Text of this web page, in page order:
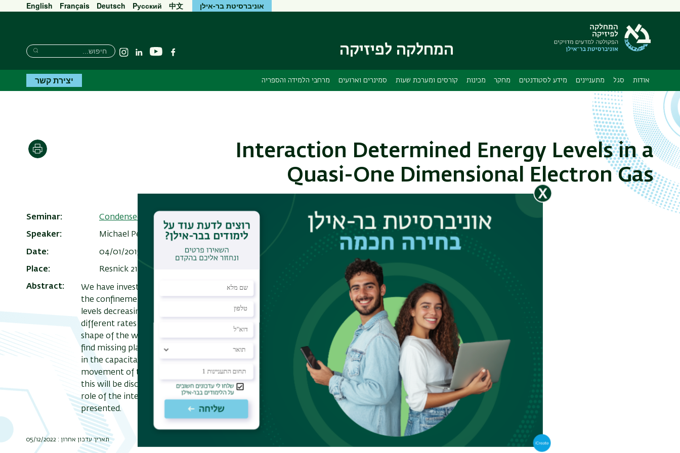
תפריט
משני
אוניברסיטת בר-אילן English Français Deutsch Pусский 中文
המחלקה לפיזיקה פייסבוקיוטיוב Linkedin
Instagram
חיפוש
חיפוש
חיפוש
אודות סגל מתעניינים מידע לסטודנטים מחקר מכינות קורסים ומערכת שעות סמינרים וארועים מרחבי הלמידה והספריה יצירת קשר
Interaction Determined Energy Levels in a
Quasi-One Dimensional Electron Gas
הדפסה
Seminar Condensed Matter Resnick seminar
Speaker Michael Pepper
Date 04/01/2015 , 12:30 Add to Calendar
Place Resnick 210
Abstract
We have investigated electron transport in a quasi-one dimensional electron gas where
the confinement potential can be progressively weakened so resulting in the energy
levels decreasing in energy relative to each other. However the decline occurs at
different rates which is attributed to the electron-electron repulsion varying with the
shape of the wavefunction. When the former ground state crosses the higher levels we
find missing plateaux of quantised conductance, this can also be observed in the increase
in the capacitance between the confining gates and the electron gas. Studies of the
movement of the levels shows that both crossings and anti-crossings can be observed,
this will be discussed along with other consequences of the way the levels interact. The
role of the interactions in giving rise to the spin dependent 0.7 structure will be
presented.
תאריך עדכון אחרון : 05/12/2022